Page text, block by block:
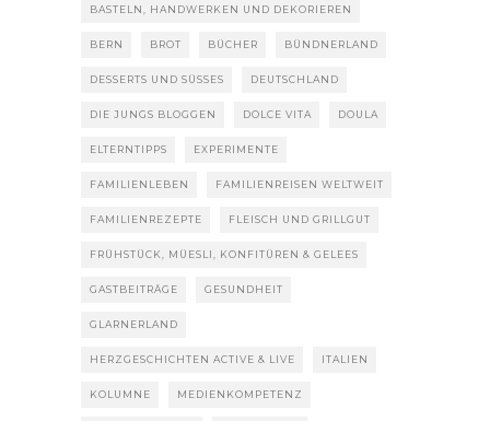
BASTELN, HANDWERKEN UND DEKORIEREN
BERN BROT BÜCHER BÜNDNERLAND
DESSERTS UND SÜSSES DEUTSCHLAND
DIE JUNGS BLOGGEN DOLCE VITA DOULA
ELTERNTIPPS EXPERIMENTE
FAMILIENLEBEN FAMILIENREISEN WELTWEIT
FAMILIENREZEPTE FLEISCH UND GRILLGUT
FRÜHSTÜCK, MÜESLI, KONFITÜREN & GELEES
GASTBEITRÄGE GESUNDHEIT
GLARNERLAND
HERZGESCHICHTEN ACTIVE & LIVE ITALIEN
KOLUMNE MEDIENKOMPETENZ